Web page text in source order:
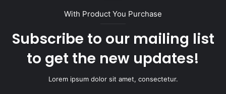
With Product You Purchase
Subscribe to our mailing list
to get the new updates!
Lorem ipsum dolor sit amet, consectetur.